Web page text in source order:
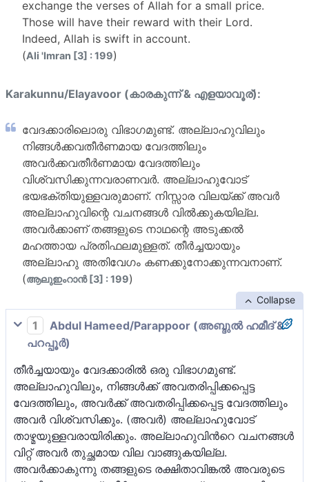
exchange the verses of Allah for a small price.
Those will have their reward with their Lord.
Indeed, Allah is swift in account.
(Ali 'Imran [3] : 199)
Karakunnu/Elayavoor (കാരകുന്ന് & എളയാവൂര്):
വേദക്കാരിലൊരു വിഭാഗമുണ്ട്. അല്ലാഹുവിലും
നിങ്ങള്‍ക്കവതീര്‍ണമായ വേദത്തിലും
അവര്‍ക്കവതീര്‍ണമായ വേദത്തിലും
വിശ്വസിക്കുന്നവരാണവര്‍. അല്ലാഹുവോട്
ഭയഭക്തിയുള്ളവരുമാണ്. നിസ്സാര വിലയ്ക്ക് അവര്‍
അല്ലാഹുവിന്റെ വചനങ്ങള്‍ വില്‍ക്കുകയില്ല.
അവര്‍ക്കാണ് തങ്ങളുടെ നാഥന്റെ അടുക്കല്‍
മഹത്തായ പ്രതിഫലമുള്ളത്. തീര്‍ച്ചയായും
അല്ലാഹു അതിവേഗം കണക്കുനോക്കുന്നവനാണ്.
(ആലുഇംറാന്‍ [3] : 199)
Collapse
1
Abdul Hameed/Parappoor (അബ്ദുല്‍ ഹമീദ് &
പറപ്പൂര്‍)
തീര്‍ച്ചയായും വേദക്കാരില്‍ ഒരു വിഭാഗമുണ്ട്‌.
അല്ലാഹുവിലും, നിങ്ങള്‍ക്ക് അവതരിപ്പിക്കപ്പെട്ട
വേദത്തിലും, അവര്‍ക്ക് അവതരിപ്പിക്കപ്പെട്ട വേദത്തിലും
അവര്‍ വിശ്വസിക്കും. (അവര്‍) അല്ലാഹുവോട്
താഴ്മയുള്ളവരായിരിക്കും. അല്ലാഹുവിന്‍റെ വചനങ്ങള്‍
വിറ്റ് അവര്‍ തുച്ഛമായ വില വാങ്ങുകയില്ല.
അവര്‍ക്കാകുന്നു തങ്ങളുടെ രക്ഷിതാവിങ്കല്‍ അവരുടെ